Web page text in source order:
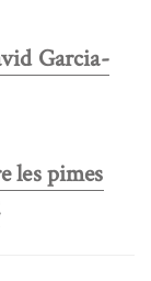
Garcia-
les pimes